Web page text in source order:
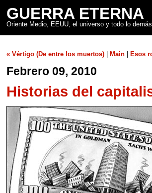
GUERRA ETERNA
Oriente Medio, EEUU, el universo y todo lo
« Vértigo (De entre los muertos) Main Esos
Febrero 09, 2010
Historias del